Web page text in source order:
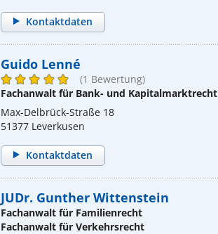
Kontaktdaten
Guido Lenné
(1 Bewertung)
Fachanwalt für Bank- und Kapitalmarktrecht
Max-Delbrück-Straße 18
51377 Leverkusen
Kontaktdaten
JUDr. Gunther Wittenstein
Fachanwalt für Familienrecht
Fachanwalt für Verkehrsrecht